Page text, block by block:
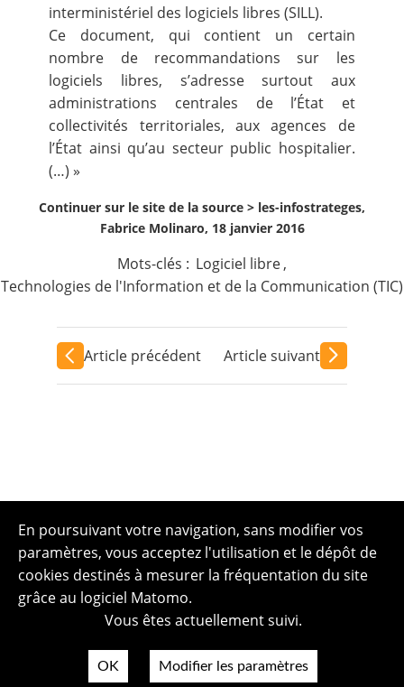
interministériel des logiciels libres (SILL).
Ce document, qui contient un certain
nombre de recommandations sur les
logiciels libres, s’adresse surtout aux
administrations centrales de l’État et
collectivités territoriales, aux agences de
l’État ainsi qu’au secteur public hospitalier.
(…) »
Continuer sur le site de la source > les-infostrateges,
Fabrice Molinaro, 18 janvier 2016
Mots-clés : Logiciel libre,
Technologies de l'Information et de la Communication (TIC)
Article précédent Article suivant
En poursuivant votre navigation, sans modifier vos
paramètres, vous acceptez l'utilisation et le dépôt de
cookies destinés à mesurer la fréquentation du site
grâce au logiciel Matomo.
Vous êtes actuellement suivi.
OK Modifier les paramètres